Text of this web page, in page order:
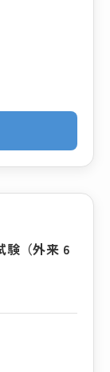
験（外来 6